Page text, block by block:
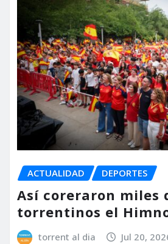
ACTUALIDAD DEPORTES
Así coreraron miles
torrentinos el
torrent al dia Jul 20,